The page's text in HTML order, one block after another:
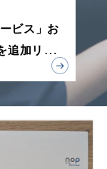
ビス」お
追加リリ